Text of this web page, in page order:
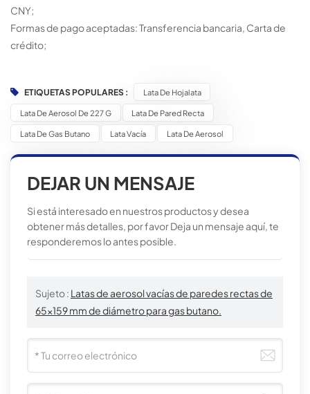
CNY;
Formas de pago aceptadas: Transferencia bancaria, Carta de
crédito;
ETIQUETAS POPULARES : Lata De Hojalata
Lata De Aerosol De 227 G Lata De Pared Recta
Lata De Gas Butano Lata Vacía Lata De Aerosol
DEJAR UN MENSAJE
Si está interesado en nuestros productos y desea
obtener más detalles, por favor Deja un mensaje aquí, te
responderemos lo antes posible.
Sujeto : Latas de aerosol vacías de paredes rectas de
65x159 mm de diámetro para gas butano.